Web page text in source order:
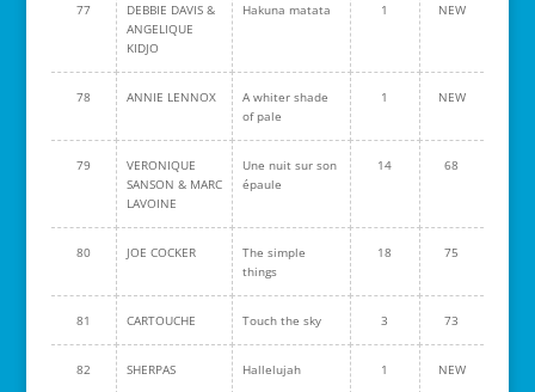
77
DEBBIE DAVIS &
ANGELIQUE
KIDJO
Hakuna matata 1 NEW
78 ANNIE LENNOX
A whiter shade
of pale
1 NEW
79
VERONIQUE
SANSON & MARC
LAVOINE
Une nuit sur son
épaule
14 68
80 JOE COCKER
The simple
things
18 75
81 CARTOUCHE Touch the sky 3 73
82 SHERPAS Hallelujah 1 NEW